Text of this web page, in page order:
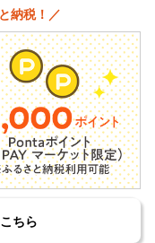
納税！／
ちら